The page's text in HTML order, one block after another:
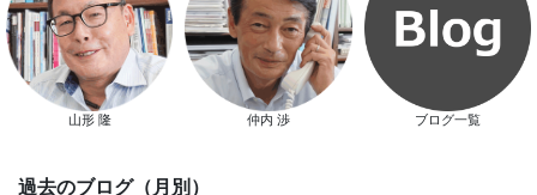
山形 隆 仲内 渉 ブログ一覧